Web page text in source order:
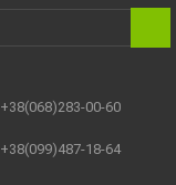
+38(068)283-00-60
+38(099)487-18-64